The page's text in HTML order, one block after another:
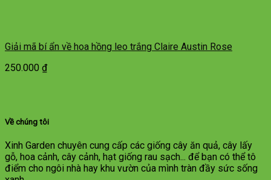
Giải mã bí ẩn về hoa hồng leo trắng Claire Austin Rose
250.000 ₫
Về chúng tôi
Xinh Garden chuyên cung cấp các giống cây ăn quả, cây lấy
gỗ, hoa cảnh, cây cảnh, hạt giống rau sạch... để bạn có thể tô
điểm cho ngôi nhà hay khu vườn của mình tràn đầy sức sống